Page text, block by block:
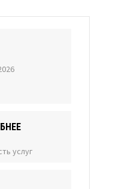
услуг